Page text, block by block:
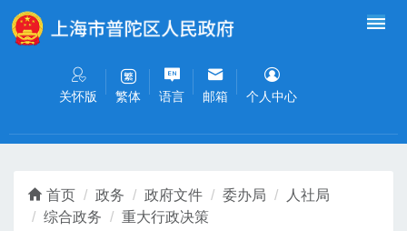
无障碍操作说明
关怀版 繁体 语言 邮箱 个人中心
首页 政务 政府文件 委办局
人社局
综合政务
重大行政决策